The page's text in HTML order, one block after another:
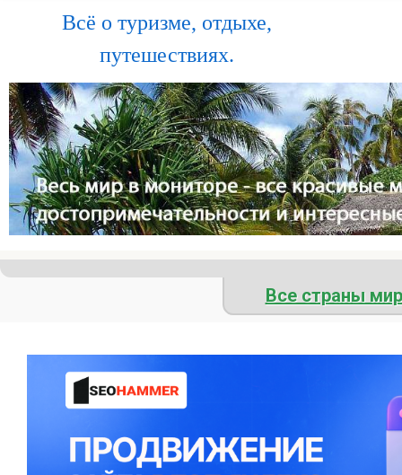
Всё о туризме, отдыхе,
путешествиях.
Все страны